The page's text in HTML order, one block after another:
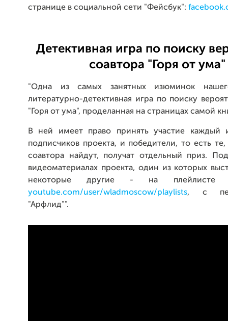
странице в социальной сети "Фейсбук":
Детективная игра по поиску
соавтора "Горя от ума"
"Одна из самых занятных изюминок
литературно-детективная игра по поиску
"Горя от ума", проделанная на страницах самой
В ней имеет право принять участие каждый
подписчиков проекта, и победители, то есть
соавтора найдут, получат отдельный приз.
видеоматериалах проекта, один из которых
некоторые другие - на плейлисте
youtube.com/user/wladmoscow/playlists, с
"Арфлид"".